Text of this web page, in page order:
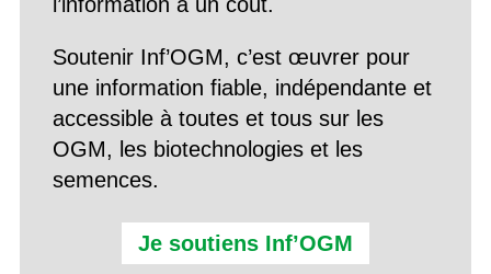
Soutenir Inf’OGM, c’est œuvrer pour
une information fiable, indépendante et
accessible à toutes et tous sur les
OGM, les biotechnologies et les
semences.
Je soutiens Inf’OGM